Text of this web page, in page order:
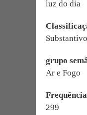
luz do dia
grupo
Ar e Fogo
299